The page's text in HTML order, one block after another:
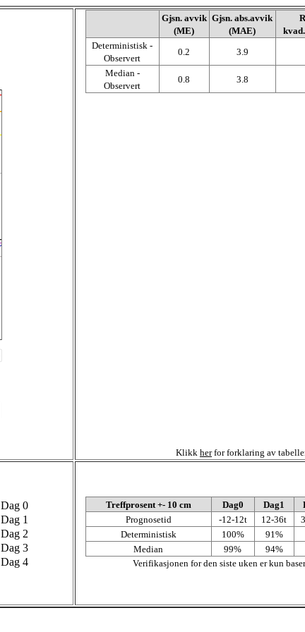
Gjsn. avvik
(ME)
Gjsn. abs.avvik
(MAE)
Deterministisk -
Observert
0.2
3.9
Median -
Observert
0.8 3.8
Klikk herfor forklaring av
Dag 0
Dag 1
Dag 2
Dag 3
Dag 4
Treffprosent +- 10 cm Dag0 Dag1
Prognosetid
-12-12t 12-36t
Deterministisk
100% 91%
Median
99% 94%
Verifikasjonen for den siste uken er kun